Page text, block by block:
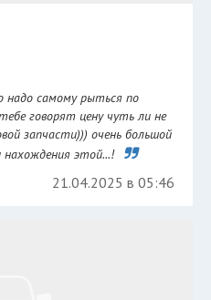
надо самому рыться по
говорят цену чуть ли не
запчасти))) очень большой
нахождения этой...!
21.04.2025 в 05:46